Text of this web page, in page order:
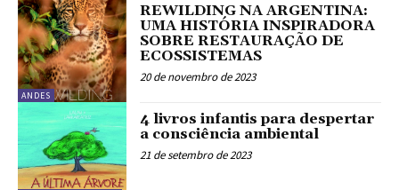
ANDES
REWILDING NA ARGENTINA:
UMA HISTÓRIA INSPIRADORA
SOBRE RESTAURAÇÃO DE
ECOSSISTEMAS
20 de novembro de 2023
4 livros infantis para despertar
a consciência ambiental
21 de setembro de 2023